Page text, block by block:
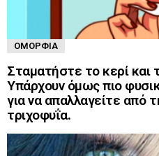
ΟΜΟΡΦΙΆ
Σταματήστε το κερί και
Υπάρχουν όμως πιο
για να απαλλαγείτε από
τριχοφυΐα.